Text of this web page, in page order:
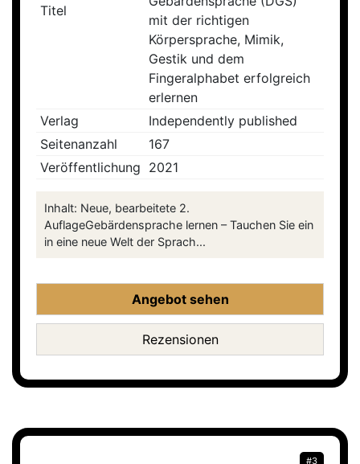
Titel
mit der richtigen
Körpersprache, Mimik,
Gestik und dem
Fingeralphabet erfolgreich
erlernen
Verlag
Independently published
Seitenanzahl
167
Veröffentlichung 2021
Inhalt: Neue, bearbeitete 2.
AuflageGebärdensprache lernen – Tauchen Sie ein
in eine neue Welt der Sprach...
Angebot sehen
Rezensionen
#3